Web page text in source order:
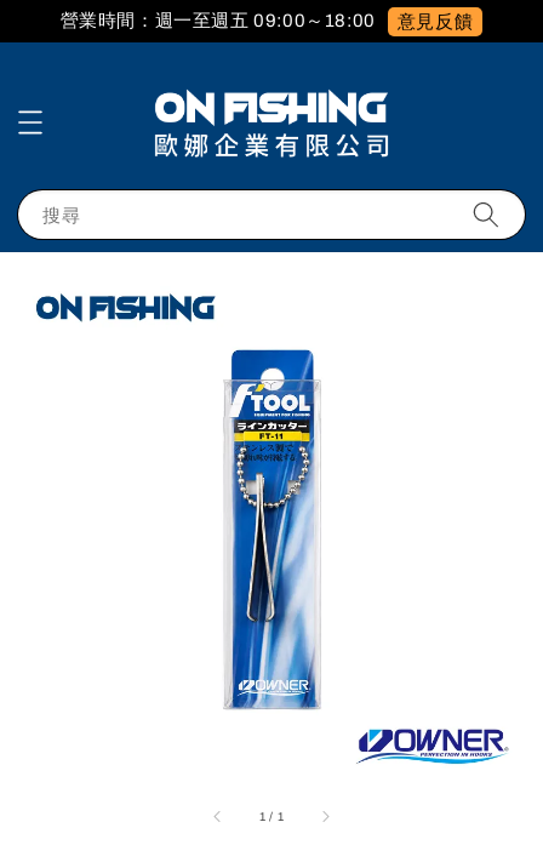
營業時間：週一至週五 09:00～18:00 意見反饋
搜尋
1 / 1